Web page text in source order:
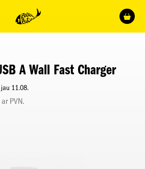
A Wall Fast Charger
jau 11.08.
PVN.